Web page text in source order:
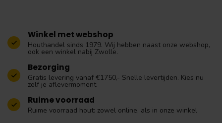
Winkel met webshop
Houthandel sinds 1979. Wij hebben naast onze webshop,
ook een winkel nabij Zwolle.
Bezorging
Gratis levering vanaf €1750,- Snelle levertijden. Kies nu
zelf je aflevermoment.
Ruime voorraad
Ruime voorraad hout: zowel online, als in onze winkel